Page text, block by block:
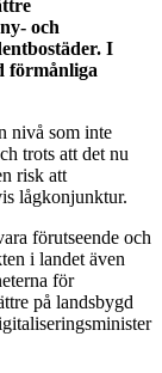
och
I
förmånliga
nivå som inte
trots att det nu
risk att
lågkonjunktur.
förutseende och
i landet även
för
på landsbygd